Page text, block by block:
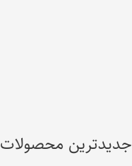
جدیدترین محصولات